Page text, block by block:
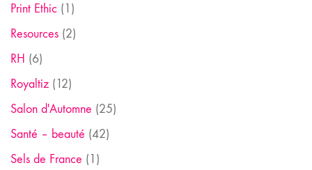
Print Ethic (1)
Resources (2)
RH (6)
Royaltiz (12)
Salon d'Automne (25)
Santé – beauté (42)
Sels de France (1)